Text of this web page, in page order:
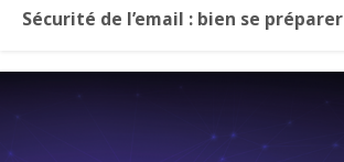
Sécurité de l’email : bien se préparer